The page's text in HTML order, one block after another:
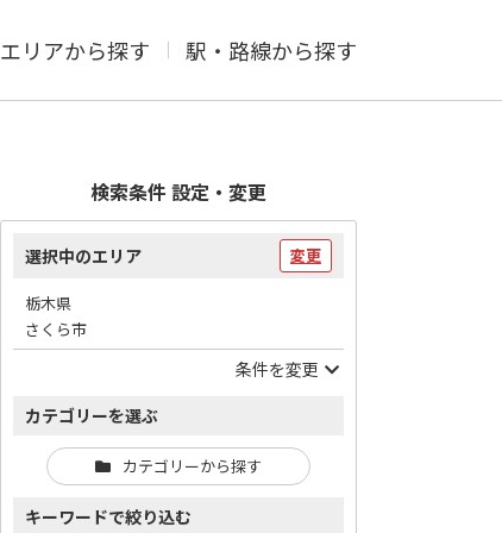
エリアから探す 駅・路線から探す
検索条件 設定・変更
選択中のエリア 変更
栃木県
さくら市
条件を変更
カテゴリーを選ぶ
カテゴリーから探す
キーワードで絞り込む